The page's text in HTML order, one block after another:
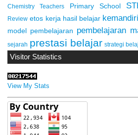
Chemistry Teachers
Primary School
Review etos kerja hasil belajar
model pembelajaran pembelajaran
sejarah prestasi belajar strategi
Visitor Statistics
View My Stats